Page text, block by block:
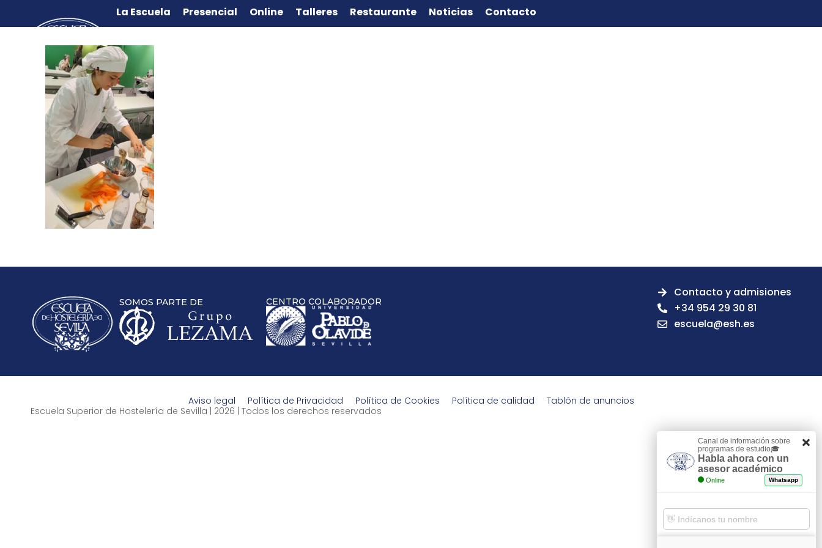
La Escuela Presencial Online Talleres Restaurante Noticias Contacto
SOMOS PARTE DE CENTRO COLABORADOR
Contacto y admisiones
+34 954 29 30 81
escuela@esh.es
Aviso legal Política de Privacidad Política de Cookies Política de calidad
Tablón de anuncios
Escuela Superior de Hostelería de Sevilla | 2026 | Todos los derechos reservados
Canal de información sobre
programas de estudio🎓
Habla ahora con un
asesor académico
Online Whatsapp